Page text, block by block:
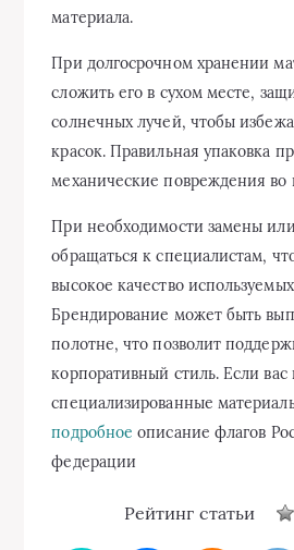
материала.
При долгосрочном хранении
сложить его в сухом месте,
солнечных лучей, чтобы
красок. Правильная упаковка
механические повреждения во
При необходимости замены
обращаться к специалистам,
высокое качество
Брендирование может быть
полотне, что позволит
корпоративный стиль. Если вас
специализированные
подробное описание флагов
федерации
Рейтинг статьи